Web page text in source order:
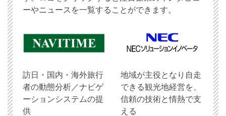
ーやニュースを一覧することができます。
訪日・国内・海外旅行
者の動態分析／ナビゲ
ーションシステムの提
供
地域が主役となり自走
できる観光地経営を、
信頼の技術と情熱で支
える